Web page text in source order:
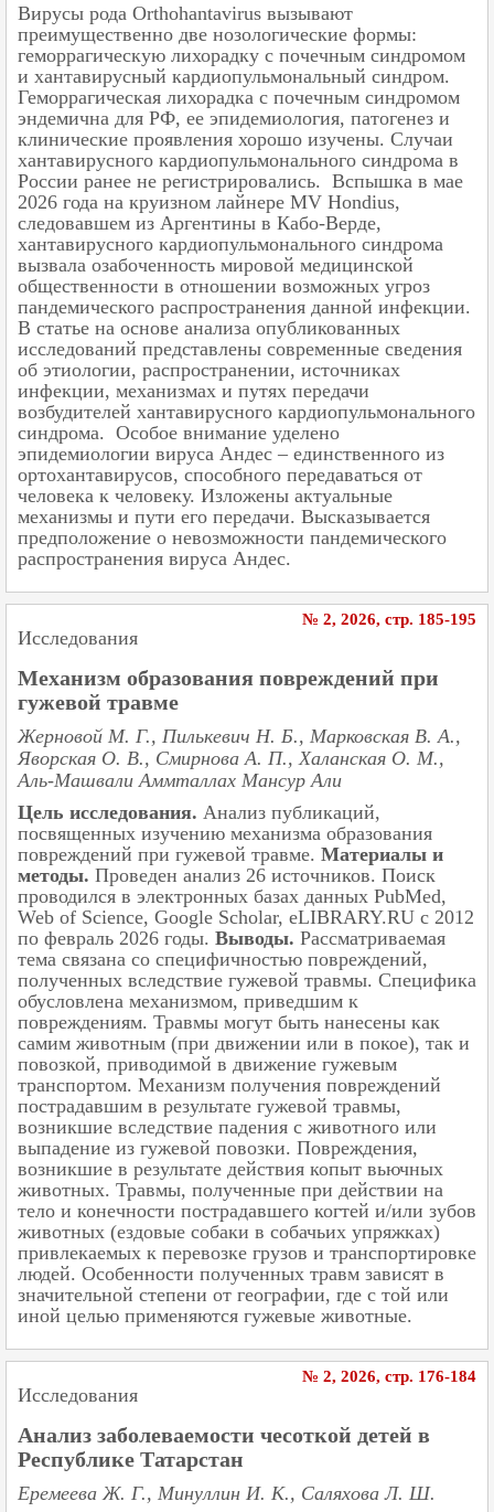
Вирусы рода Orthohantavirus вызывают
преимущественно две нозологические формы:
геморрагическую лихорадку с почечным синдромом
и хантавирусный кардиопульмональный синдром.
Геморрагическая лихорадка с почечным синдромом
эндемична для РФ, ее эпидемиология, патогенез и
клинические проявления хорошо изучены. Случаи
хантавирусного кардиопульмонального синдрома в
России ранее не регистрировались. Вспышка в мае
2026 года на круизном лайнере MV Hondius,
следовавшем из Аргентины в Кабо-Верде,
хантавирусного кардиопульмонального синдрома
вызвала озабоченность мировой медицинской
общественности в отношении возможных угроз
пандемического распространения данной инфекции.
В статье на основе анализа опубликованных
исследований представлены современные сведения
об этиологии, распространении, источниках
инфекции, механизмах и путях передачи
возбудителей хантавирусного кардиопульмонального
синдрома. Особое внимание уделено
эпидемиологии вируса Андес – единственного из
ортохантавирусов, способного передаваться от
человека к человеку. Изложены актуальные
механизмы и пути его передачи. Высказывается
предположение о невозможности пандемического
распространения вируса Андес.
Исследования
Механизм образования повреждений при
гужевой травме
Жерновой М. Г., Пилькевич Н. Б., Марковская В. А.,
Яворская О. В., Смирнова А. П., Халанская О. М.,
Аль-Машвали Аммталлах Мансур Али
Цель исследования. Анализ публикаций,
посвященных изучению механизма образования
повреждений при гужевой травме. Материалы и
методы. Проведен анализ 26 источников. Поиск
проводился в электронных базах данных PubMed,
Web of Science, Google Scholar, eLIBRARY.RU с 2012
по февраль 2026 годы. Выводы. Рассматриваемая
тема связана со специфичностью повреждений,
полученных вследствие гужевой травмы. Специфика
обусловлена механизмом, приведшим к
повреждениям. Травмы могут быть нанесены как
самим животным (при движении или в покое), так и
повозкой, приводимой в движение гужевым
транспортом. Механизм получения повреждений
пострадавшим в результате гужевой травмы,
возникшие вследствие падения с животного или
выпадение из гужевой повозки. Повреждения,
возникшие в результате действия копыт вьючных
животных. Травмы, полученные при действии на
тело и конечности пострадавшего когтей и/или зубов
животных (ездовые собаки в собачьих упряжках)
привлекаемых к перевозке грузов и транспортировке
людей. Особенности полученных травм зависят в
значительной степени от географии, где с той или
иной целью применяются гужевые животные.
№ 2, 2026, cтр. 185-195
Исследования
Анализ заболеваемости чесоткой детей в
Республике Татарстан
Еремеева Ж. Г., Минуллин И. К., Саляхова Л. Ш.
№ 2, 2026, cтр. 176-184